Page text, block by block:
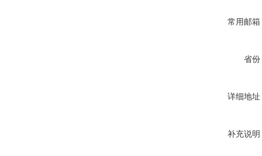
常用邮箱
省份
详细地址
补充说明